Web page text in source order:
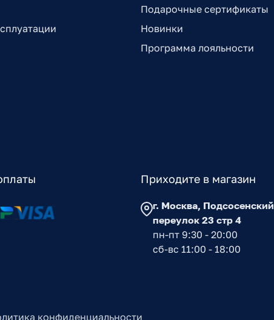
Подарочные сертификаты
Новинки
Программа лояльности
Приходите в магазин
г. Москва, Подсосенский
переулок 23 стр 4
пн-пт 9:30 - 20:00
сб-вс 11:00 - 18:00
конфиденциальности